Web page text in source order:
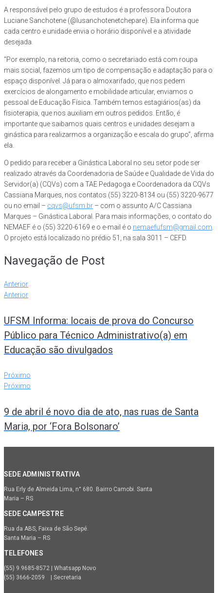
A responsável pelo grupo de estudos é a professora Doutora
Luciane Sanchotene (@lusanchotenetchepare). Ela informa que
cada centro e unidade envia o horário disponível e a atividade
desejada.
“Por exemplo, na reitoria, como o secretariado está com roupa
mais social, fazemos um tipo de compensação e adaptação para o
espaço disponível. Já para o almoxarifado, que nos pedem
exercícios de alongamento e mobilidade articular, enviamos o
pessoal de Educação Física. Também temos estagiários(as) da
fisioterapia, que nos auxiliam em outros pedidos. Então, é
importante que saibamos quais centros e unidades desejam a
ginástica para realizarmos a organização e escala do grupo”, afirma
ela.
O pedido para receber a Ginástica Laboral no seu setor pode ser
realizado através da Coordenadoria de Saúde e Qualidade de Vida do
Servidor(a) (CQVs) com a TAE Pedagoga e Coordenadora da CQVs
Cassiana Marques, nos contatos (55) 3220-8134 ou (55) 3220-9677
ou no email – cqvs@ufsm.br – com o assunto A/C Cassiana
Marques – Ginástica Laboral. Para mais informações, o contato do
NEMAEF é o (55) 3220-6169 e o e-mail é o nemaefufsm@gmail.com.
O projeto está localizado no prédio 51, na sala 3011 – CEFD.
Navegação de Post
Anterior
Anterior
UFSM Informa: locais de prova do Concurso
Público para Técnico Administrativo(a) em
Educação são divulgados
Próximo
Próximo
9 de abril é novo dia de ato, nas ruas de Santa
Maria, por ‘Fora Bolsonaro’
SEDE ADMINISTRATIVA
Rua Erly de Almeida Lima, n° 680. Bairro Camobi. Santa
Maria – RS
SEDE CAMPESTRE
Rua da ABS, Faixa de São Sepé.
Santa Maria – RS
TELEFONES
(55) 9.9685-8572 | Whatsapp Novo
(55) 3666-2059 | Secretaria